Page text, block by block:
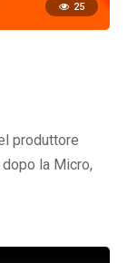
25
produttore
la Micro,